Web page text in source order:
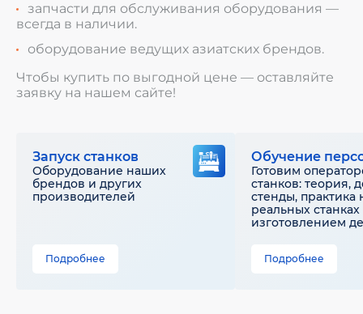
запчасти для обслуживания оборудования —
всегда в наличии.
оборудование ведущих азиатских брендов.
Чтобы купить по выгодной цене — оставляйте
заявку на нашем сайте!
Запуск станков
Оборудование наших
брендов и других
производителей
Подробнее
Обучение
Готовим
станков: теория,
стенды, практика
реальных станках
изготовлением
Подробнее